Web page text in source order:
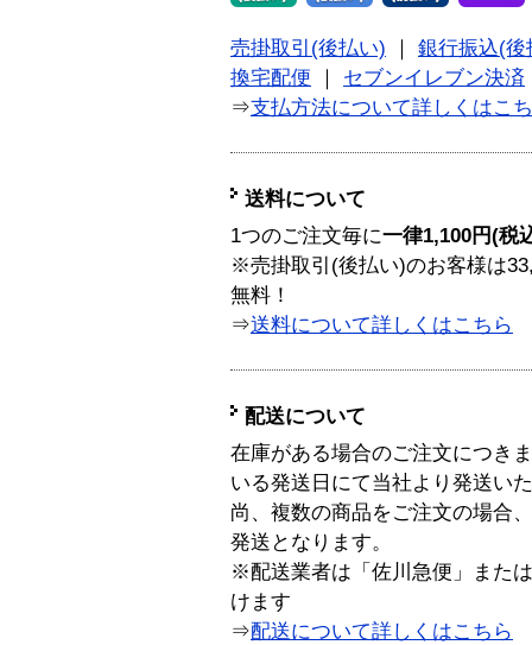
売掛取引(後払い)
銀行振込(後
換宅配便
セブンイレブン決済
⇒支払方法について詳しくはこ
送料について
1つのご注文毎に一律1,100円(税
※売掛取引(後払い)のお客様は
無料！
⇒送料について詳しくはこちら
配送について
在庫がある場合のご注文につき
いる発送日にて当社より発送い
尚、複数の商品をご注文の場合
発送となります。
※配送業者は「佐川急便」また
けます
⇒配送について詳しくはこちら